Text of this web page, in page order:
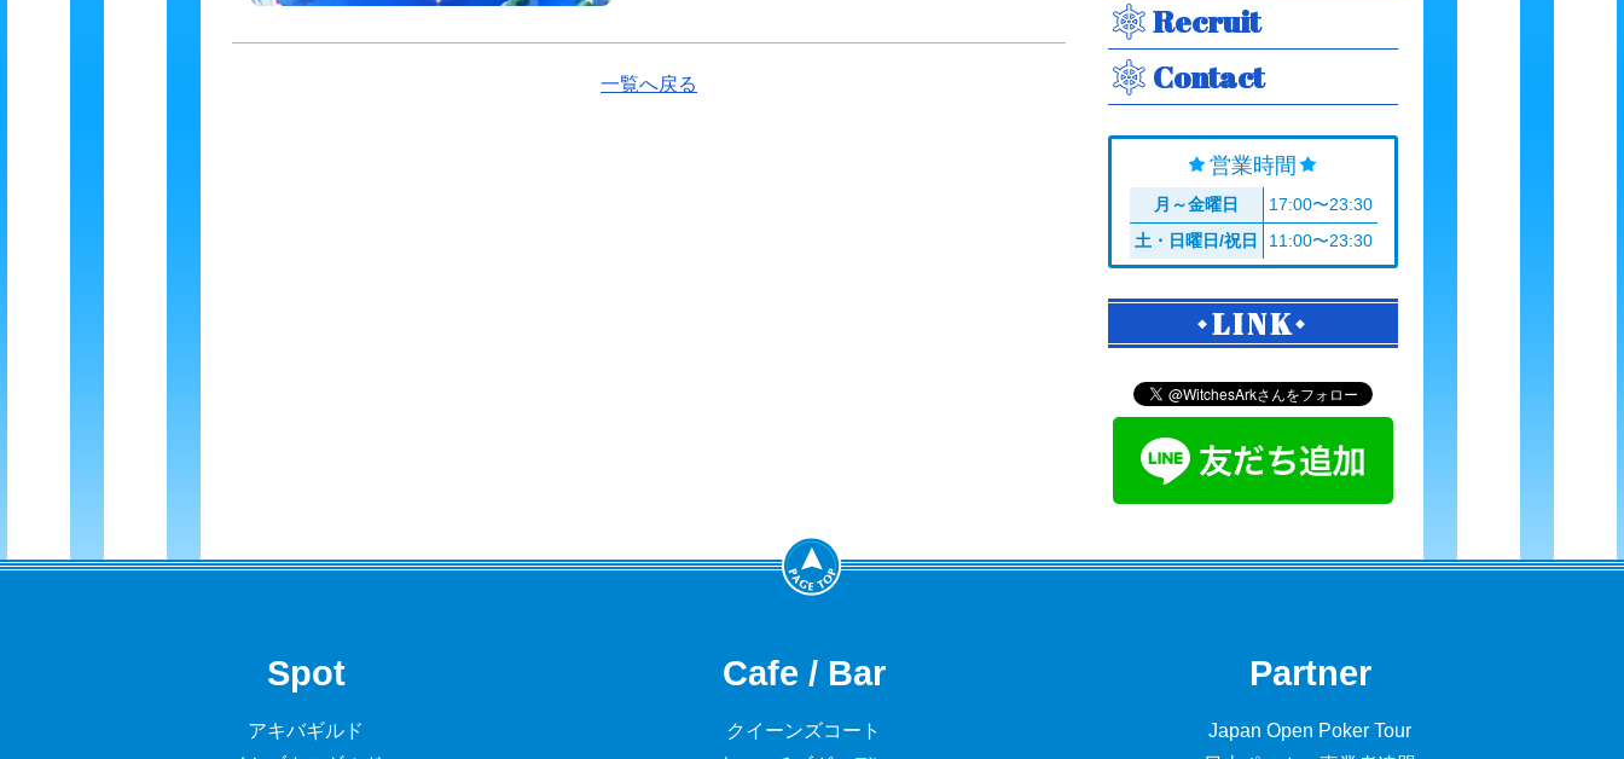
一覧へ戻る
Recruit
Contact
営業時間
月～金曜日
17:00〜23:30
土・日曜日/祝日
11:00〜23:30
LINK
Spot
アキバギルド
Cafe / Bar
クイーンズコート
Partner
Japan Open Poker Tour